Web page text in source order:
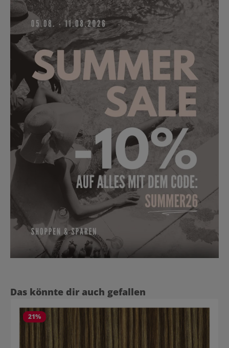
Produktgalerie überspringen
Das könnte dir auch gefallen
21%